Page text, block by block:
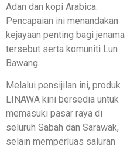
Adan dan kopi Arabica.
Pencapaian ini menandakan
kejayaan penting bagi jenama
tersebut serta komuniti Lun
Bawang.
Melalui pensijilan ini, produk
LINAWA kini bersedia untuk
memasuki pasar raya di
seluruh Sabah dan Sarawak,
selain memperluas saluran